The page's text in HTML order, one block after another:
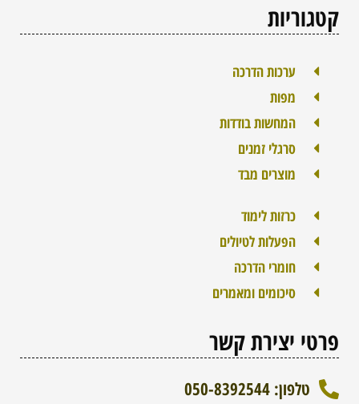
קטגוריות
ערכות הדרכה
מפות
המחשות בודדות
סרגלי זמנים
מוצרים מבד
כרזות לימוד
הפעלות לטיולים
חומרי הדרכה
סיכומים ומאמרים
פרטי יצירת קשר
טלפון: 050-8392544